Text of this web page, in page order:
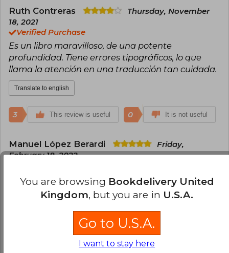
Ruth Contreras
Thursday, November
18, 2021
Verified Purchase
Es un libro maravilloso, de una potente
profundidad. Tiene errores tipográficos, lo que
llama la atención en una traducción tan cuidada.
Translate to english
3 This review is useful 0 It is not useful
Manuel López Berardi
Friday,
February 18, 2022
Excelente edición. Creo que la traducción es la
más clara y accesible de las disponibles en
español y que el precio es por demás de justo.
This review is useful 0
You are browsing Bookdelivery United
Kingdom, but you are in U.S.A.
Go to U.S.A.
I want to stay here